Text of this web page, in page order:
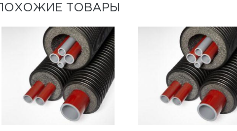
ПОХОЖИЕ ТОВАРЫ